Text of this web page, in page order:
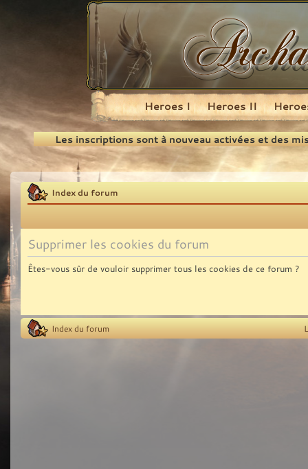
Recherche
Heroes I Heroes II
Les inscriptions sont à nouveau activées et des
Index du forum
Supprimer les cookies du forum
Êtes-vous sûr de vouloir supprimer tous les cookies de ce forum ?
Index du forum